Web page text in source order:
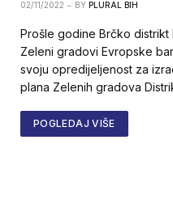
02/11/2022 BY PLURAL BIH
Prošle godine Brčko
Zeleni gradovi Evropske
svoju opredijeljenost za
plana Zelenih gradova
POGLEDAJ VIŠE